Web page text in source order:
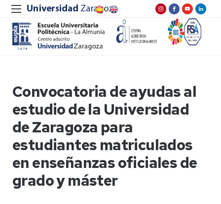
Convocatoria de ayudas al
estudio de la Universidad
de Zaragoza para
estudiantes matriculados
en enseñanzas oficiales de
grado y máster